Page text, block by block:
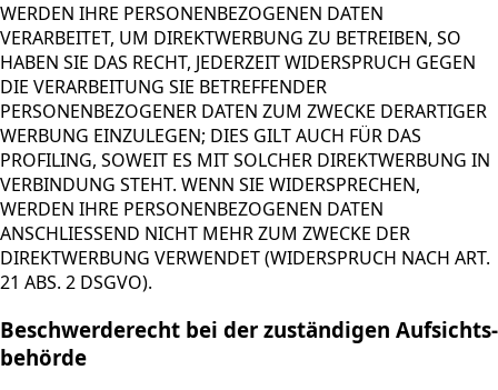
WERDEN IHRE PERSONENBEZOGENEN DATEN
VERARBEITET, UM DIREKTWERBUNG ZU BETREIBEN, SO
HABEN SIE DAS RECHT, JEDERZEIT WIDERSPRUCH GEGEN
DIE VERARBEITUNG SIE BETREFFENDER
PERSONENBEZOGENER DATEN ZUM ZWECKE DERARTIGER
WERBUNG EINZULEGEN; DIES GILT AUCH FÜR DAS
PROFILING, SOWEIT ES MIT SOLCHER DIREKTWERBUNG IN
VERBINDUNG STEHT. WENN SIE WIDERSPRECHEN,
WERDEN IHRE PERSONENBEZOGENEN DATEN
ANSCHLIESSEND NICHT MEHR ZUM ZWECKE DER
DIREKTWERBUNG VERWENDET (WIDERSPRUCH NACH ART.
21 ABS. 2 DSGVO).
Beschwerde­recht bei der zuständigen Aufsichts­
behörde